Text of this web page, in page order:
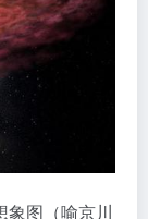
象图（喻京川